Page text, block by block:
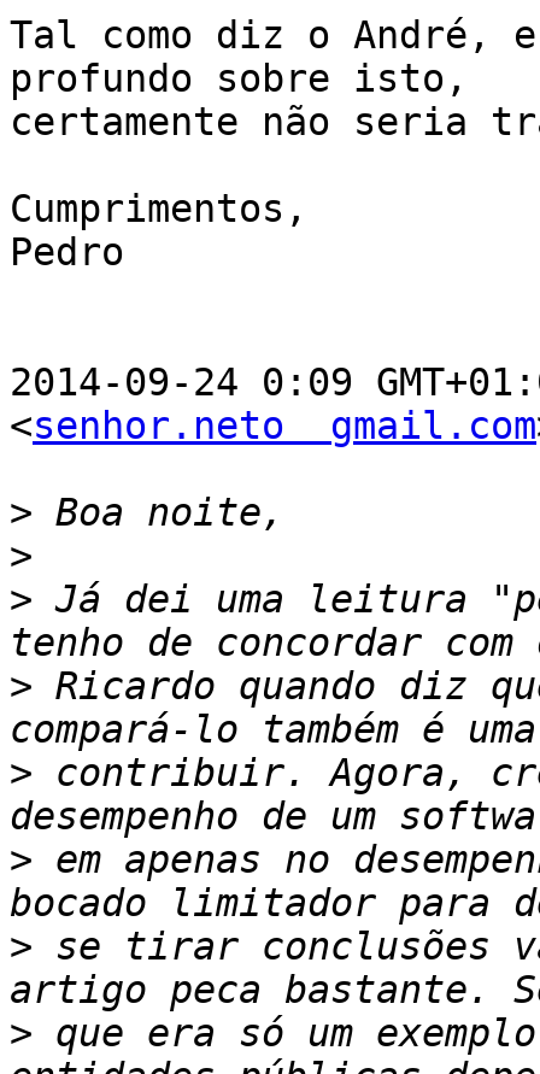
Tal como diz o André,
profundo sobre isto,
certamente não seria
Cumprimentos,
Pedro
2014-09-24 0:09
<senhor.neto  gmail.com
>
>
> Já dei uma leitura
> Ricardo quando diz
> contribuir. Agora,
> em apenas no
> se tirar conclusões
> que era só um